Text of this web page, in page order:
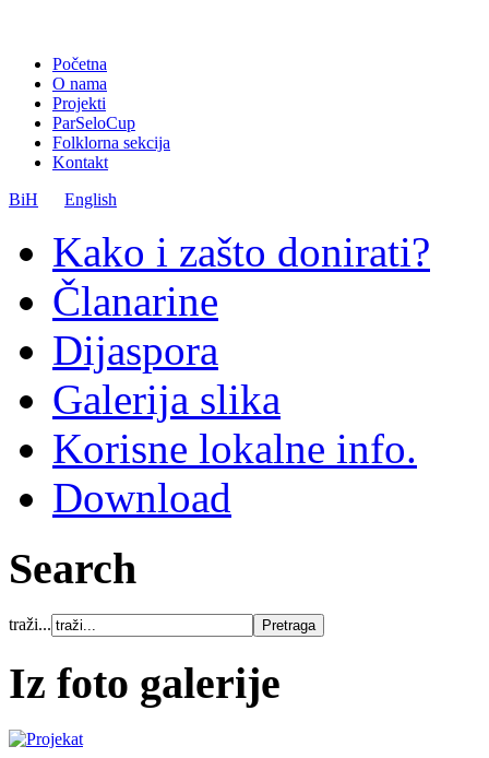
Početna
O nama
Projekti
ParSeloCup
Folklorna sekcija
Kontakt
BiH
English
Kako i zašto donirati?
Članarine
Dijaspora
Galerija slika
Korisne lokalne info.
Download
Search
traži...
Iz foto galerije